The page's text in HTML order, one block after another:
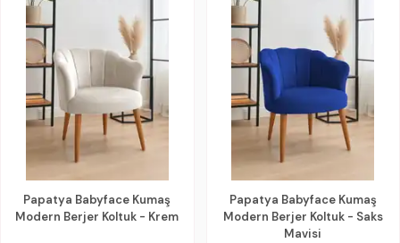
Papatya Babyface Kumaş
Modern Berjer Koltuk - Krem
Papatya Babyface Kumaş
Modern Berjer Koltuk - Saks
Mavisi